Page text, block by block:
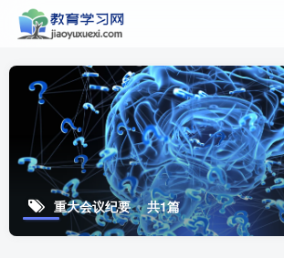
重大会议纪要 共1篇